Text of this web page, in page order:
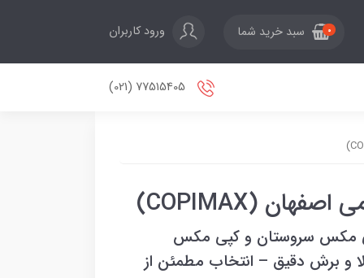
0 سبد خرید شما ورود کاربران
مکس سروستان و کپی مکس
و برش دقیق – انتخاب مطمئن از